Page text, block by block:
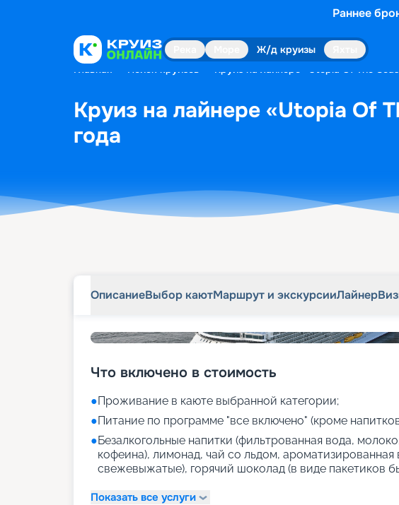
Раннее
Ж/д круизы
Главная Поиск круизов Круиз на лайнере «Utopia Of The
Круиз на лайнере «Utopia Of
года
ОписаниеВыбор каютМаршрут и экскурсииЛайнер
Что включено в стоимость
●Проживание в каюте выбранной категории;
●Питание по программе "все включено" (кроме
●Безалкогольные напитки (фильтрованная вода,
кофеина), лимонад, чай со льдом, ароматизированная
свежевыжатые), горячий шоколад (в виде пакетиков
Показать все услуги